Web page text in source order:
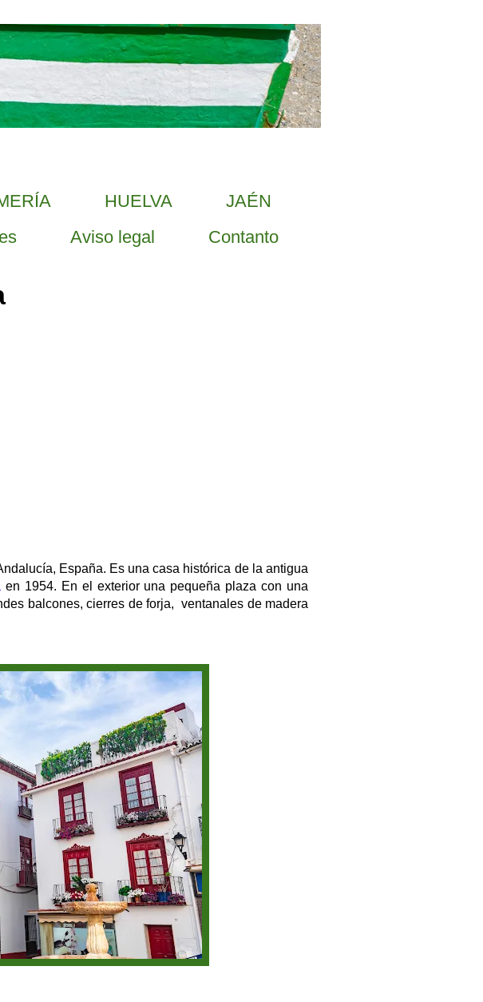
HUELVA
JAÉN
Aviso legal Contanto
España. Es una casa histórica de la antigua
en 1954. En el exterior una pequeña plaza con una
balcones, cierres de forja, ventanales de madera